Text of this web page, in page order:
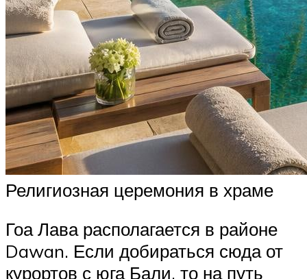
Религиозная церемония в храме
Гоа Лава располагается в районе
Dawan. Если добираться сюда от
курортов с юга Бали, то на путь